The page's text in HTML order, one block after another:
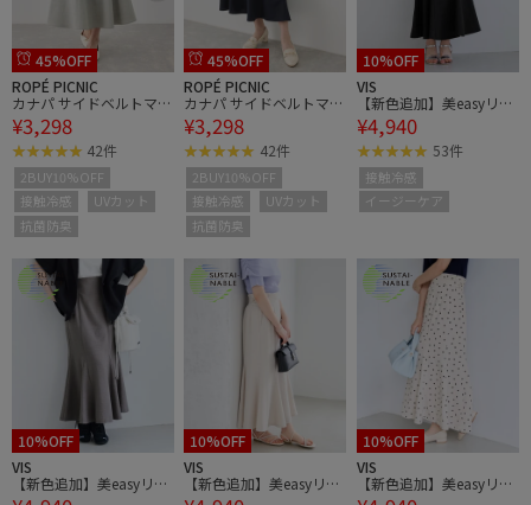
45%OFF
ROPÉ PICNIC
カナパ サイドベルトマー
メイドスカート/セット
アップ対応・UV・抗菌防
臭・接触冷感
¥3,298
42件
2BUY10%OFF
接触冷感
UVカット
抗菌防臭
45%OFF
ROPÉ PICNIC
カナパ サイドベルトマー
メイドスカート/セット
アップ対応・UV・抗菌防
臭・接触冷感
¥3,298
42件
2BUY10%OFF
接触冷感
UVカット
抗菌防臭
10%OFF
VIS
【新色追加】美easyリネ
ンライクマーメイドスカ
ート/イージーケア・接
触冷感・セットアップ対
応
¥4,940
53件
接触冷感
イージーケア
10%OFF
VIS
【新色追加】美easyリネ
10%OFF
VIS
【新色追加】美easyリネ
10%OFF
VIS
【新色追加】美easyリネ